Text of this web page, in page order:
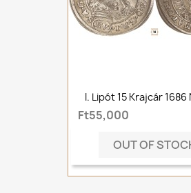
I. Lipót 15 Krajcár 1686
Ft55,000
OUT OF